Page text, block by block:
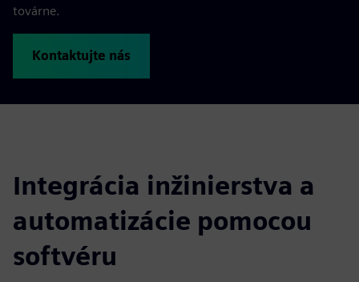
továrne.
Kontaktujte nás
Integrácia inžinierstva a
automatizácie pomocou
softvéru